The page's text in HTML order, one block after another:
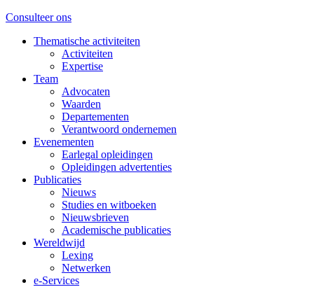
Consulteer ons
Thematische activiteiten
Activiteiten
Expertise
Team
Advocaten
Waarden
Departementen
Verantwoord ondernemen
Evenementen
Earlegal opleidingen
Opleidingen advertenties
Publicaties
Nieuws
Studies en witboeken
Nieuwsbrieven
Academische publicaties
Wereldwijd
Lexing
Netwerken
e-Services